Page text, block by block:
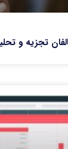
تجزیه و